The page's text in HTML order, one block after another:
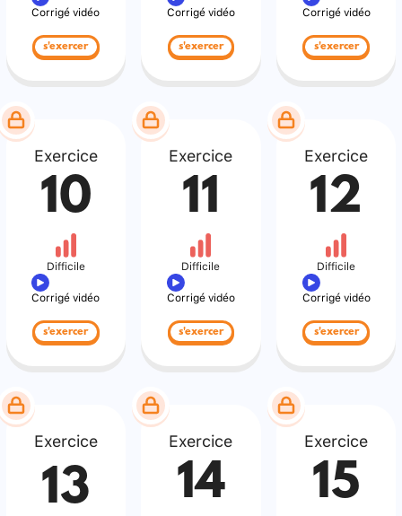
Corrigé vidéo
s'exercer
Corrigé vidéo
s'exercer
Corrigé vidéo
s'exercer
Exercice
10
Difficile
Corrigé vidéo
s'exercer
Exercice
11
Difficile
Corrigé vidéo
s'exercer
Exercice
12
Difficile
Corrigé vidéo
s'exercer
Exercice
13
Exercice
14
Exercice
15